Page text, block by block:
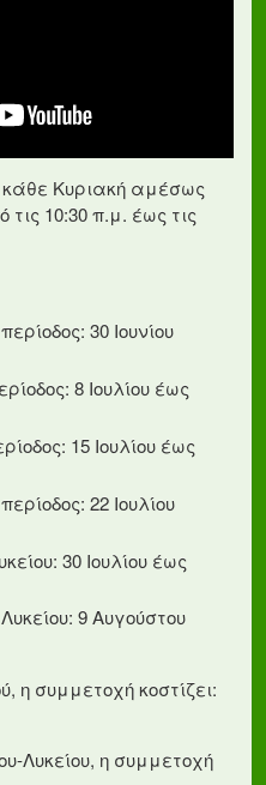
Κυριακή αμέσως
10:30 π.μ. έως τις
30 Ιουνίου
8 Ιουλίου έως
15 Ιουλίου έως
22 Ιουλίου
30 Ιουλίου έως
9 Αυγούστου
η συμμετοχή κοστίζει:
Λυκείου, η συμμετοχή